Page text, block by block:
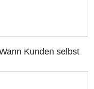
Kunden selbst